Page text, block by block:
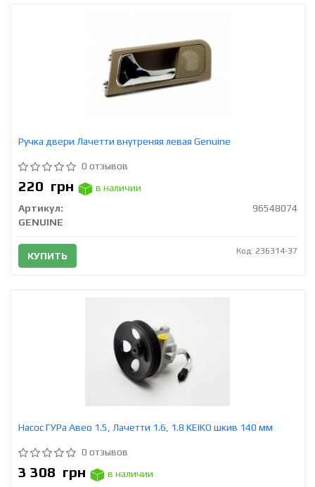
Ручка двери Лачетти внутреняя левая Genuine
0 отзывов
220 грн
в наличии
Артикул:
96548074
GENUINE
КУПИТЬ Код: 236314-37
Насос ГУРа Авео 1.5, Лачетти 1.6, 1.8 KEIKO шкив 140 мм
0 отзывов
3 308 грн
в наличии